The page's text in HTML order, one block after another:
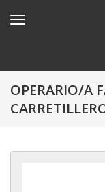
OPERARIO/A